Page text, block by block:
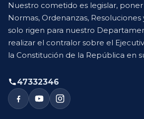
Nuestro cometido es legislar,
Normas, Ordenanzas,
solo rigen para nuestro
realizar el contralor sobre el
la Constitución de la República en
47332346